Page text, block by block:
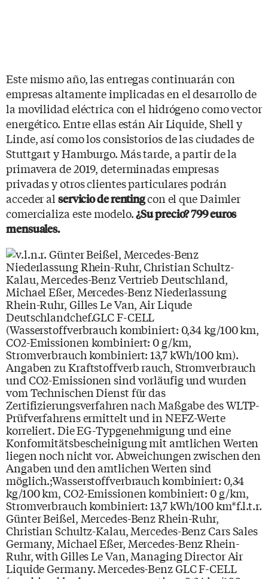
Este mismo año, las entregas continuarán con
empresas altamente implicadas en el desarrollo de
la movilidad eléctrica con el hidrógeno como vector
energético. Entre ellas están Air Liquide, Shell y
Linde, así como los consistorios de las ciudades de
Stuttgart y Hamburgo. Más tarde, a partir de la
primavera de 2019, determinadas empresas
privadas y otros clientes particulares podrán
acceder al servicio de rentingcon el que Daimler
comercializa este modelo.¿Su precio? 799 euros
mensuales.